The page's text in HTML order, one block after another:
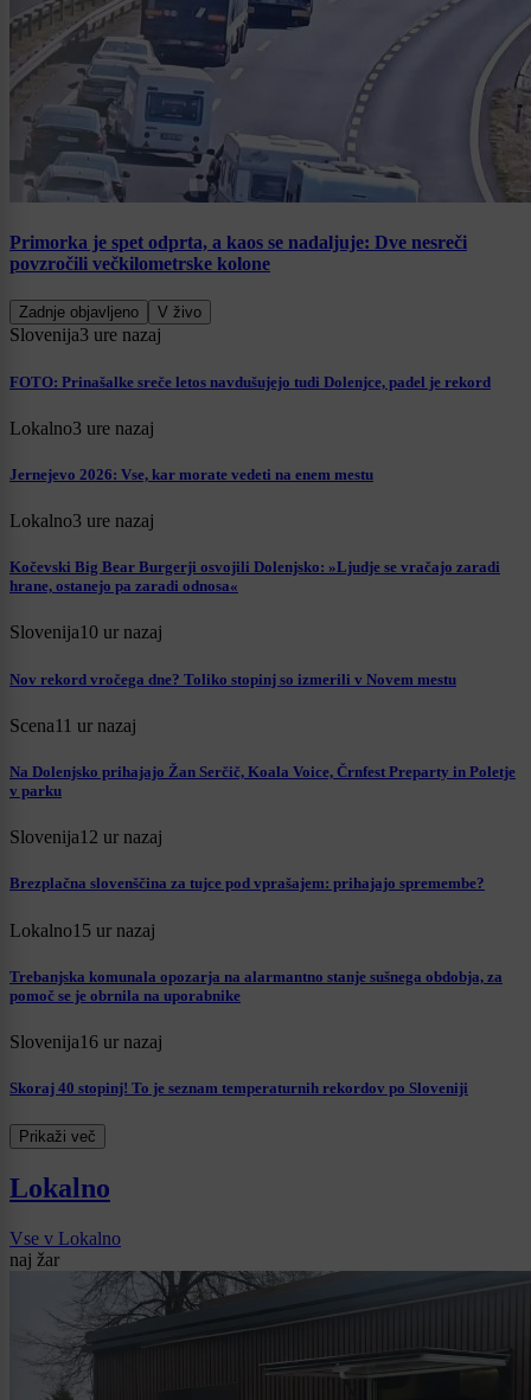
Primorka je spet odprta, a kaos se nadaljuje: Dve nesreči
povzročili večkilometrske kolone
Zadnje objavljeno V živo
Slovenija3 ure nazaj
FOTO: Prinašalke sreče letos navdušujejo tudi Dolenjce, padel je rekord
Lokalno3 ure nazaj
Jernejevo 2026: Vse, kar morate vedeti na enem mestu
Lokalno3 ure nazaj
Kočevski Big Bear Burgerji osvojili Dolenjsko: »Ljudje se vračajo zaradi
hrane, ostanejo pa zaradi odnosa«
Slovenija10 ur nazaj
Nov rekord vročega dne? Toliko stopinj so izmerili v Novem mestu
Scena11 ur nazaj
Na Dolenjsko prihajajo Žan Serčič, Koala Voice, Črnfest Preparty in Poletje
v parku
Slovenija12 ur nazaj
Brezplačna slovenščina za tujce pod vprašajem: prihajajo spremembe?
Lokalno15 ur nazaj
Trebanjska komunala opozarja na alarmantno stanje sušnega obdobja, za
pomoč se je obrnila na uporabnike
Slovenija16 ur nazaj
Skoraj 40 stopinj! To je seznam temperaturnih rekordov po Sloveniji
Prikaži več
Lokalno
Vse v Lokalno
naj žar